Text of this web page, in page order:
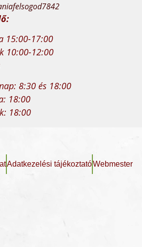
15:00-17:00
10:00-12:00
8:30 és 18:00
18:00
18:00
Adatkezelési tájékoztatóWebmester